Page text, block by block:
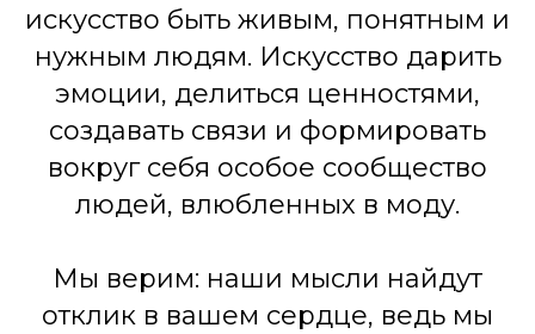
искусство быть живым, понятным и
нужным людям. Искусство дарить
эмоции, делиться ценностями,
создавать связи и формировать
вокруг себя особое сообщество
людей, влюбленных в моду.
Мы верим: наши мысли найдут
отклик в вашем сердце, ведь мы